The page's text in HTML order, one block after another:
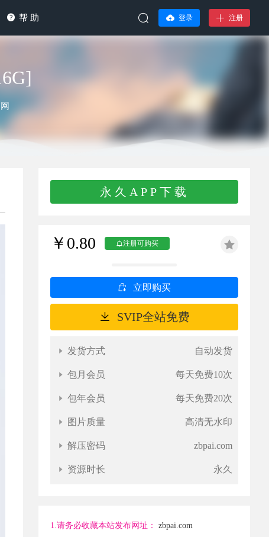
帮 助 登录 注册
永久APP下载
￥0.80 注册可购买
立即购买
SVIP全站免费
发货方式 自动发货
包月会员 每天免费10次
包年会员 每天免费20次
图片质量 高清无水印
解压密码 zbpai.com
资源时长 永久
1.请务必收藏本站发布网址： zbpai.com